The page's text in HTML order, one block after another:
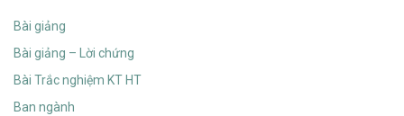
Bài giảng
Bài giảng – Lời chứng
Bài Trắc nghiệm KT HT
Ban ngành